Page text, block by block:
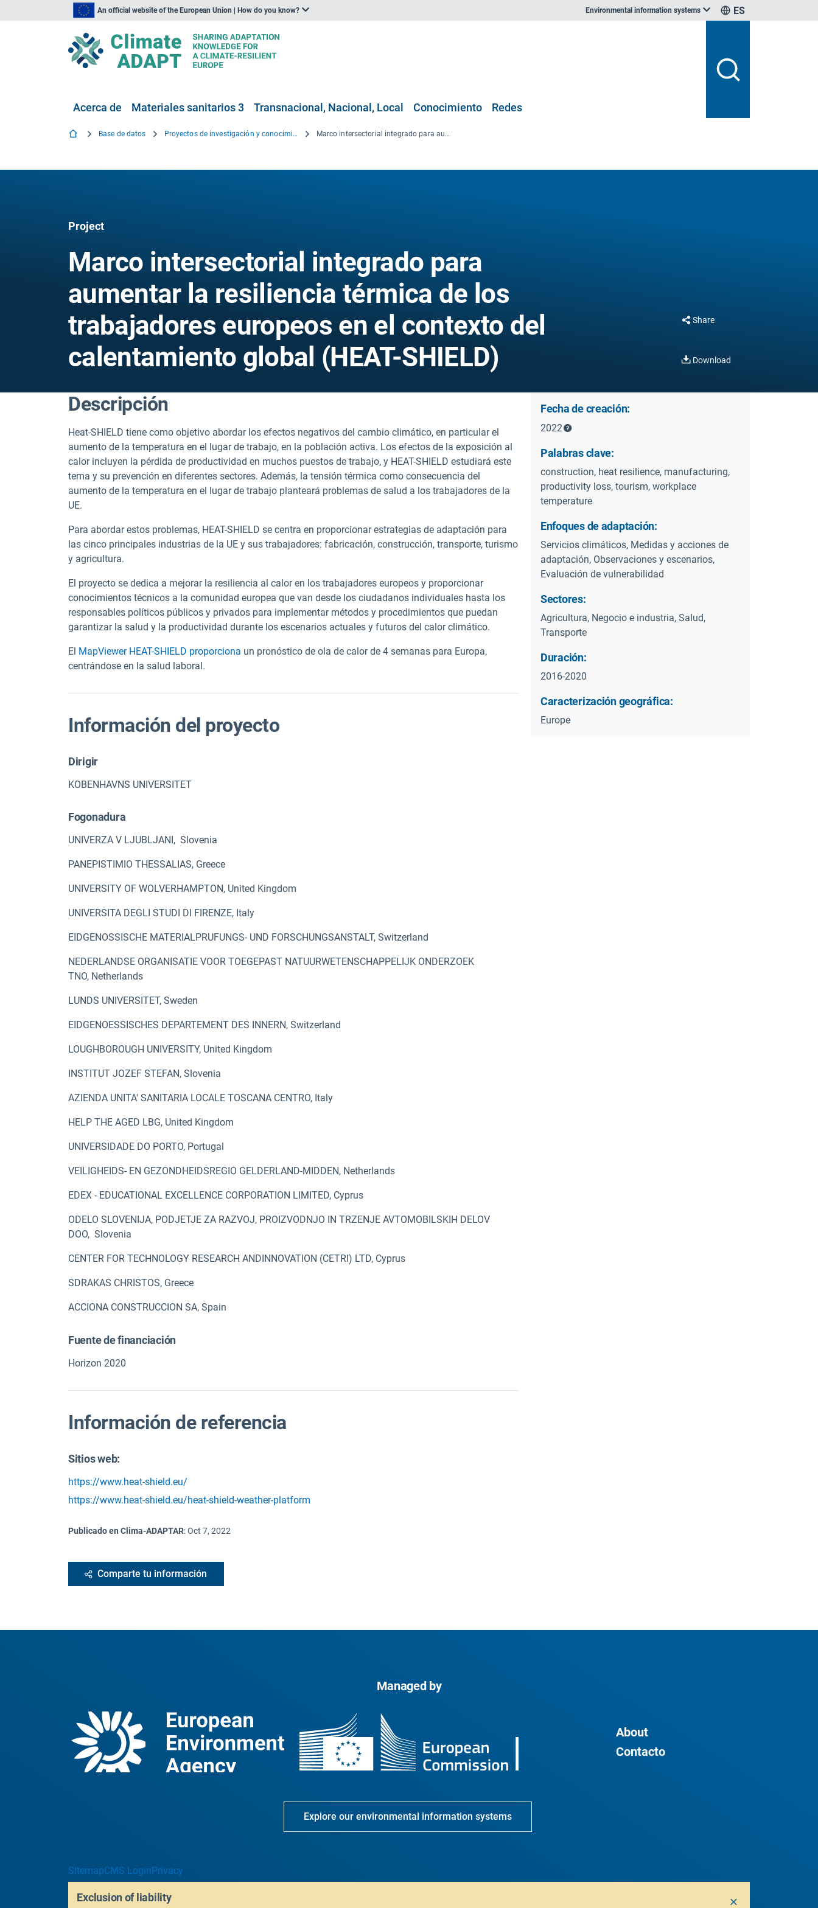
An official website of the European Union | How do you know? Environmental information systems ES
Acerca de Materiales sanitarios 3 Transnacional, Nacional, Local Conocimiento Redes
Base de datos Proyectos de investigación y conocimiento Marco intersectorial integrado para aumentar la resiliencia térmica de los trabajadores europeos en el contexto del calentamiento global
Project
Marco intersectorial integrado para
aumentar la resiliencia térmica de los
trabajadores europeos en el contexto del
calentamiento global (HEAT-SHIELD)
Share
Download
Descripción
Heat-SHIELD tiene como objetivo abordar los efectos negativos del cambio climático, en particular el
aumento de la temperatura en el lugar de trabajo, en la población activa. Los efectos de la exposición al
calor incluyen la pérdida de productividad en muchos puestos de trabajo, y HEAT-SHIELD estudiará este
tema y su prevención en diferentes sectores. Además, la tensión térmica como consecuencia del
aumento de la temperatura en el lugar de trabajo planteará problemas de salud a los trabajadores de la
UE.
Para abordar estos problemas, HEAT-SHIELD se centra en proporcionar estrategias de adaptación para
las cinco principales industrias de la UE y sus trabajadores: fabricación, construcción, transporte, turismo
y agricultura.
El proyecto se dedica a mejorar la resiliencia al calor en los trabajadores europeos y proporcionar
conocimientos técnicos a la comunidad europea que van desde los ciudadanos individuales hasta los
responsables políticos públicos y privados para implementar métodos y procedimientos que puedan
garantizar la salud y la productividad durante los escenarios actuales y futuros del calor climático.
El MapViewer HEAT-SHIELD proporciona un pronóstico de ola de calor de 4 semanas para Europa,
centrándose en la salud laboral.
Información del proyecto
Dirigir
KOBENHAVNS UNIVERSITET
Fogonadura
UNIVERZA V LJUBLJANI, Slovenia
PANEPISTIMIO THESSALIAS, Greece
UNIVERSITY OF WOLVERHAMPTON, United Kingdom
UNIVERSITA DEGLI STUDI DI FIRENZE, Italy
EIDGENOSSISCHE MATERIALPRUFUNGS- UND FORSCHUNGSANSTALT, Switzerland
NEDERLANDSE ORGANISATIE VOOR TOEGEPAST NATUURWETENSCHAPPELIJK ONDERZOEK
TNO, Netherlands
LUNDS UNIVERSITET, Sweden
EIDGENOESSISCHES DEPARTEMENT DES INNERN, Switzerland
LOUGHBOROUGH UNIVERSITY, United Kingdom
INSTITUT JOZEF STEFAN, Slovenia
AZIENDA UNITA' SANITARIA LOCALE TOSCANA CENTRO, Italy
HELP THE AGED LBG, United Kingdom
UNIVERSIDADE DO PORTO, Portugal
VEILIGHEIDS- EN GEZONDHEIDSREGIO GELDERLAND-MIDDEN, Netherlands
EDEX - EDUCATIONAL EXCELLENCE CORPORATION LIMITED, Cyprus
ODELO SLOVENIJA, PODJETJE ZA RAZVOJ, PROIZVODNJO IN TRZENJE AVTOMOBILSKIH DELOV
DOO, Slovenia
CENTER FOR TECHNOLOGY RESEARCH ANDINNOVATION (CETRI) LTD, Cyprus
SDRAKAS CHRISTOS, Greece
ACCIONA CONSTRUCCION SA, Spain
Fuente de financiación
Horizon 2020
Información de referencia
Sitios web:
https://www.heat-shield.eu/
https://www.heat-shield.eu/heat-shield-weather-platform
Publicado en Clima-ADAPTAR:Oct 7, 2022
Comparte tu información
Fecha de creación:
2022
Palabras clave:
construction, heat resilience, manufacturing,
productivity loss, tourism, workplace
temperature
Enfoques de adaptación:
Servicios climáticos, Medidas y acciones de
adaptación, Observaciones y escenarios,
Evaluación de vulnerabilidad
Sectores:
Agricultura, Negocio e industria, Salud,
Transporte
Duración:
2016-2020
Caracterización geográfica:
Europe
Managed by
About
Contacto
Explore our environmental information systems
SitemapCMS LoginPrivacy
Exclusion of liability